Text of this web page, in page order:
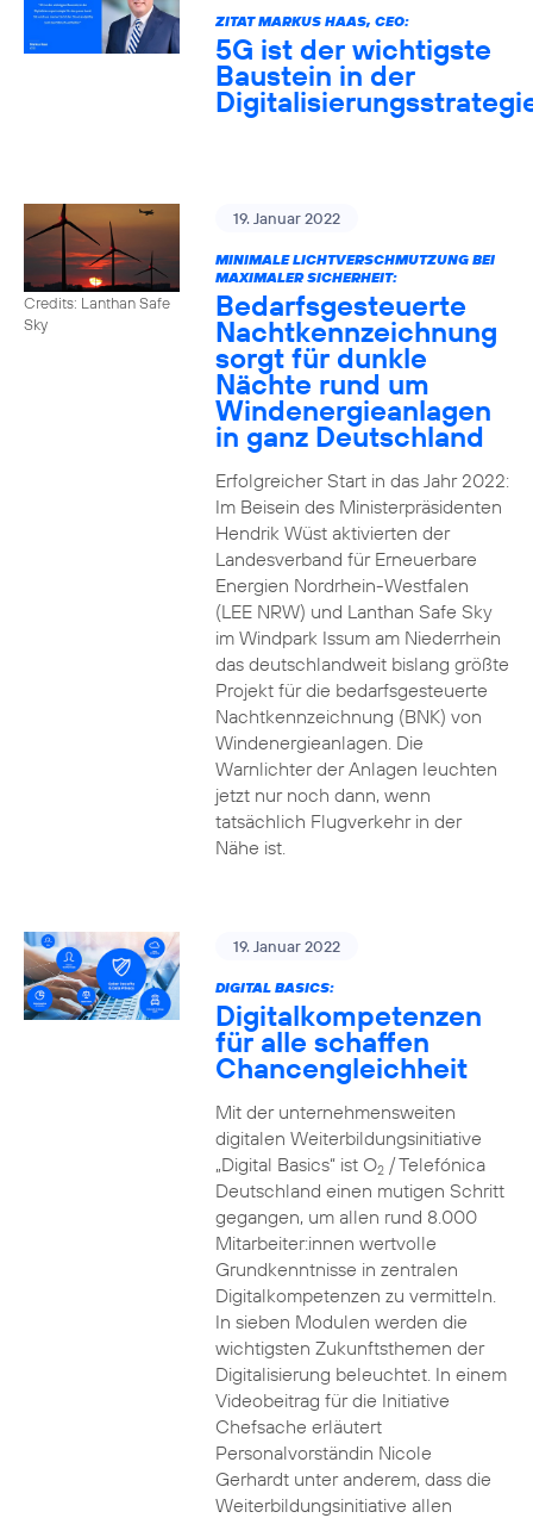
ZITAT MARKUS HAAS, CEO:
5G ist der wichtigste
Baustein in der
Credits: Lanthan Safe
Sky
19. Januar 2022
MINIMALE LICHTVERSCHMUTZUNG BEI
MAXIMALER SICHERHEIT:
Bedarfsgesteuerte
Nachtkennzeichnung
sorgt für dunkle
Nächte rund um
Windenergieanlagen
in ganz Deutschland
Erfolgreicher Start in das Jahr 2022:
Im Beisein des Ministerpräsidenten
Hendrik Wüst aktivierten der
Landesverband für Erneuerbare
Energien Nordrhein-Westfalen
(LEE NRW) und Lanthan Safe Sky
im Windpark Issum am Niederrhein
das deutschlandweit bislang größte
Projekt für die bedarfsgesteuerte
Nachtkennzeichnung (BNK) von
Windenergieanlagen. Die
Warnlichter der Anlagen leuchten
jetzt nur noch dann, wenn
tatsächlich Flugverkehr in der
Nähe ist.
19. Januar 2022
DIGITAL BASICS:
Digitalkompetenzen
für alle schaffen
Chancengleichheit
Mit der unternehmensweiten
digitalen Weiterbildungsinitiative
„Digital Basics“ ist O2/ Telefónica
Deutschland einen mutigen Schritt
gegangen, um allen rund 8.000
Mitarbeiter:innen wertvolle
Grundkenntnisse in zentralen
Digitalkompetenzen zu vermitteln.
In sieben Modulen werden die
wichtigsten Zukunftsthemen der
Digitalisierung beleuchtet. In einem
Videobeitrag für die Initiative
Chefsache erläutert
Personalvorständin Nicole
Gerhardt unter anderem, dass die
Weiterbildungsinitiative allen